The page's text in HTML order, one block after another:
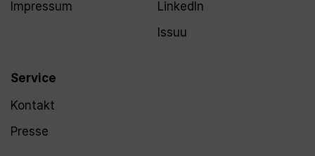
Impressum
Service
Kontakt
Presse
LinkedIn
Issuu